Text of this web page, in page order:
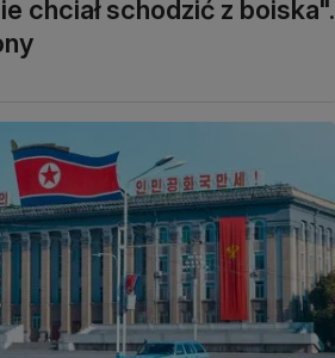
chciał schodzić z boiska".